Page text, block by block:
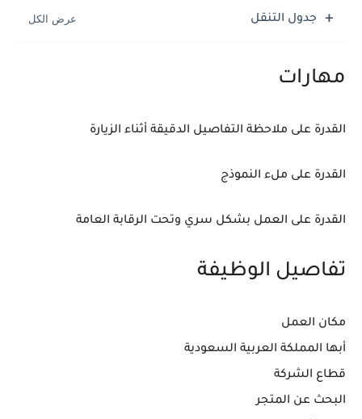
جدول التنقل
مهارات
القدرة على ملاحظة التفاصيل الدقيقة أثناء الزيارة
القدرة على ملء النموذج
القدرة على العمل بشكل سري وتحت الرقابة العامة
تفاصيل الوظيفة
مكان العمل
أبها المملكة العربية السعودية
قطاع الشركة
البحث عن المتجر